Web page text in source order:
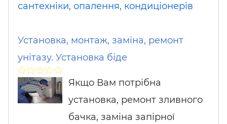
сантехніки, опалення, кондиціонерів
Установка, монтаж, заміна, ремонт
унітазу. Установка біде
Якщо Вам потрібна
установка, ремонт зливного
бачка, заміна запірної